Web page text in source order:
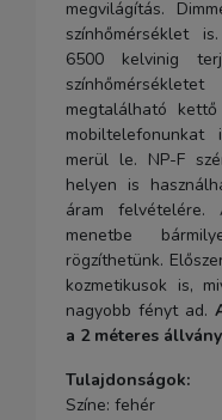
megvilágítás.
színhőmérséklet
6500 kelvinig
megtalálható
merül le. NP-F
helyen is
áram felvételére.
menetbe
rögzíthetünk.
kozmetikusok is,
nagyobb fényt ad.
a 2 méteres
Tulajdonságok:
Színe: fehér